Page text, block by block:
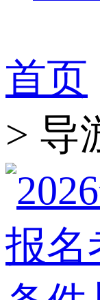
首页
> 导